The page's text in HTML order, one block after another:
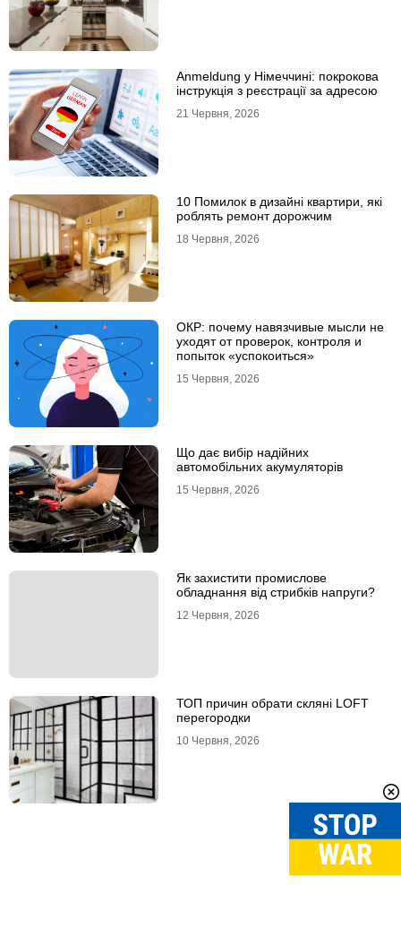
Anmeldung у Німеччині: покрокова
інструкція з реєстрації за адресою
21 Червня, 2026
10 Помилок в дизайні квартири, які
роблять ремонт дорожчим
18 Червня, 2026
ОКР: почему навязчивые мысли не
уходят от проверок, контроля и
попыток «успокоиться»
15 Червня, 2026
Що дає вибір надійних
автомобільних акумуляторів
15 Червня, 2026
Як захистити промислове
обладнання від стрибків напруги?
12 Червня, 2026
ТОП причин обрати скляні LOFT
перегородки
10 Червня, 2026